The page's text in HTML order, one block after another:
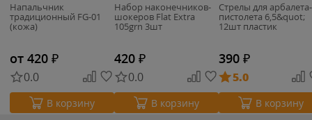
Напальчник
традиционный FG-01
(кожа)
от 420 ₽
0.0
В корзину
Набор наконечников-
шокеров Flat Extra
105grn 3шт
420 ₽
0.0
В корзину
Стрелы для арбалета-
пистолета 6,5&quot;
12шт пластик
390 ₽
5.0
В корзину